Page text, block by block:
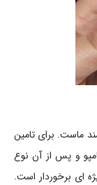
ماست. برای تامین
و پس از آن نوع
ای برخوردار است.